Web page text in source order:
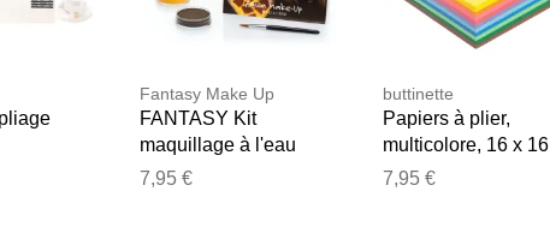
boîtes
Fantasy Make Up
FANTASY Kit
maquillage à l'eau
"girafe"
7,95 €
buttinette
Papiers à plier,
multicolore, 16 x 16
cm, 600 feuilles
7,95 €